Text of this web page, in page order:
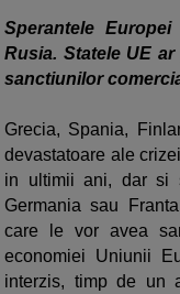
Sperantele
Rusia. Statele UE
sanctiunilor
Grecia, Spania,
devastatoare ale
in ultimii ani, dar si
Germania sau
care le vor avea
economiei Uniunii
interzis, timp de un